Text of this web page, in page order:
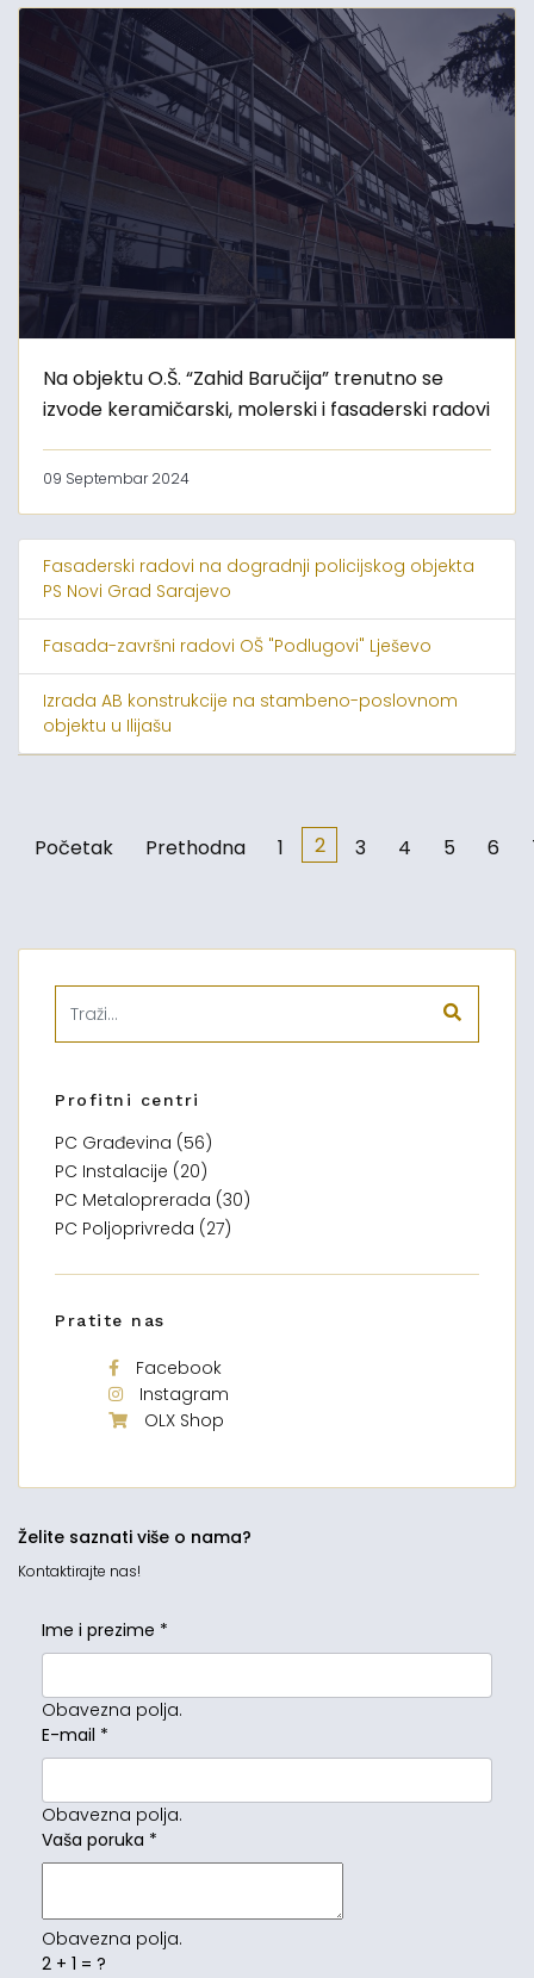
Na objektu O.Š. “Zahid Baručija” trenutno se
izvode keramičarski, molerski i fasaderski radovi
09 Septembar 2024
Fasaderski radovi na dogradnji policijskog objekta
PS Novi Grad Sarajevo
Fasada-završni radovi OŠ "Podlugovi" Lješevo
Izrada AB konstrukcije na stambeno-poslovnom
objektu u Ilijašu
Početak Prethodna 1 2 3 4 5 6
Profitni centri
PC Građevina (56)
PC Instalacije (20)
PC Metaloprerada (30)
PC Poljoprivreda (27)
Pratite nas
Facebook
Instagram
OLX Shop
Želite saznati više o nama?
Kontaktirajte nas!
Ime i prezime *
Obavezna polja.
E-mail *
Obavezna polja.
Vaša poruka *
Obavezna polja.
2 + 1 = ?